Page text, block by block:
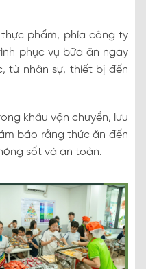
thực phẩm, phía công ty
phục vụ bữa ăn ngay
từ nhân sự, thiết bị đến
khâu vận chuyển, lưu
bảo rằng thức ăn đến
sốt và an toàn.